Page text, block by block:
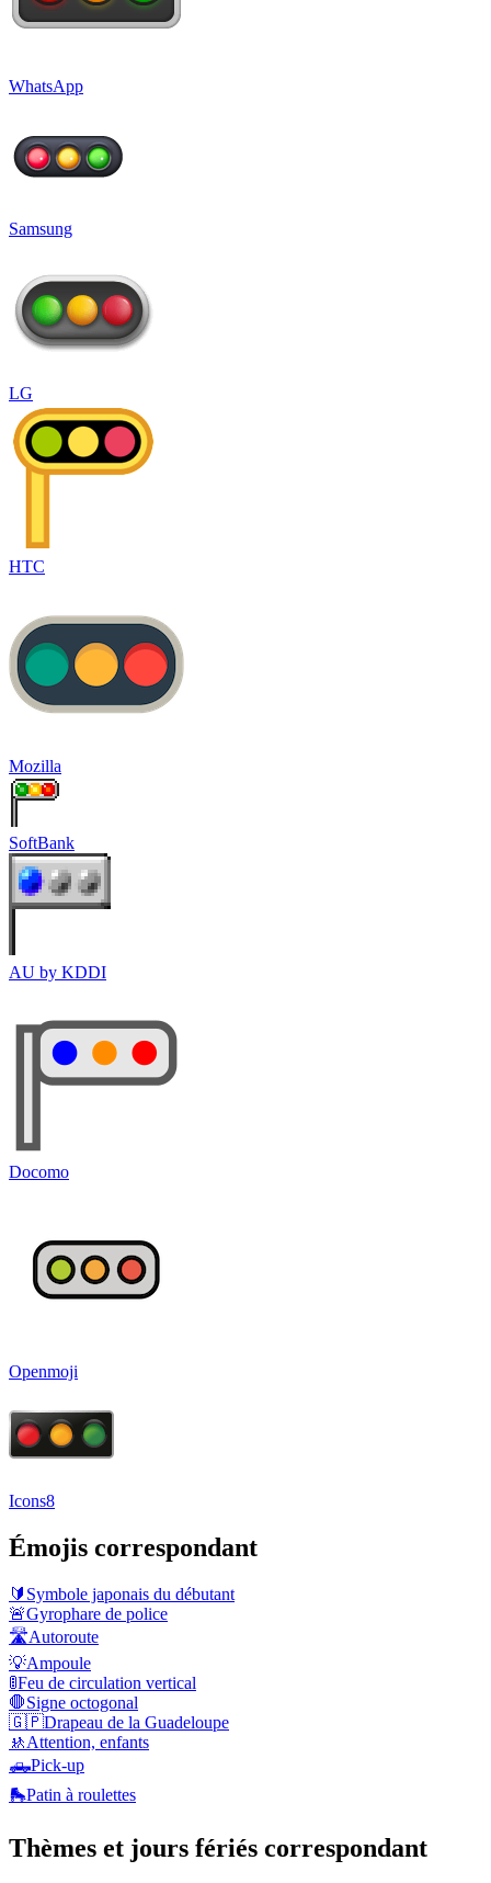
WhatsApp
Samsung
LG
HTC
Mozilla
SoftBank
AU by KDDI
Docomo
Openmoji
Icons8
Émojis correspondant
🔰 Symbole japonais du débutant
🚨Gyrophare de police
🛣️Autoroute
💡Ampoule
🚦Feu de circulation vertical
🛑Signe octogonal
🇬🇵Drapeau de la Guadeloupe
🚸Attention, enfants
🛻Pick-up
🛼Patin à roulettes
Thèmes et jours fériés correspondant